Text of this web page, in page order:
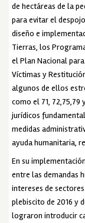
de hectáreas de la
para evitar el
diseño e
Tierras, los
el Plan Nacional
Víctimas y
algunos de ellos
como el 71, 72,75,79
jurídicos
medidas
ayuda humanitaria,
En su
entre las demandas
intereses de
plebiscito de 2016 y
lograron introducir